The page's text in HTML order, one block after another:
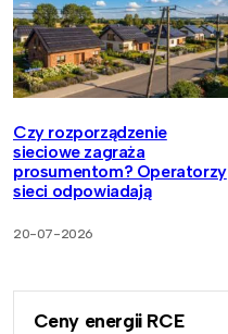
Czy rozporządzenie
sieciowe zagraża
prosumentom? Operatorzy
sieci odpowiadają
20-07-2026
Ceny energii RCE